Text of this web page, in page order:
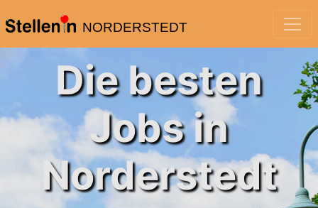
NORDERSTEDT
Die besten
Jobs in
Norderstedt